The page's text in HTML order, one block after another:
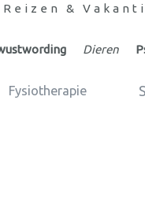
Reizen &
Dieren
Fysiotherapie